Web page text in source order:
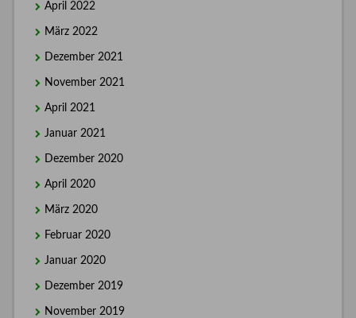
April 2022
März 2022
Dezember 2021
November 2021
April 2021
Januar 2021
Dezember 2020
April 2020
März 2020
Februar 2020
Januar 2020
Dezember 2019
November 2019